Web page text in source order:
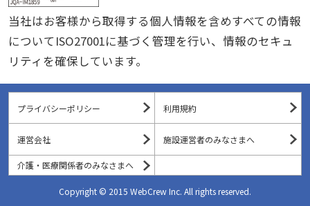
当社はお客様から取得する個人情報を含めすべての情報
についてISO27001に基づく管理を行い、情報のセキュ
リティを確保しています。
プライバシーポリシー 利用規約
運営会社 施設運営者のみなさまへ
介護・医療関係者のみなさまへ
Copyright © 2015 WebCrew Inc. All rights reserved.